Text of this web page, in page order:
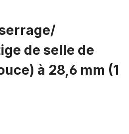
de selle de
à 28,6 mm (1